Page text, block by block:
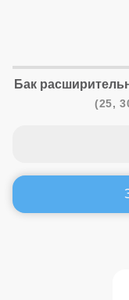
Бак
(25,